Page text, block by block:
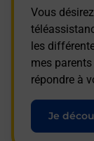
Vous
les
mes
répondre à
Je